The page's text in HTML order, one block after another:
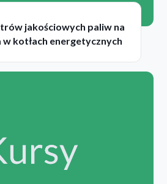
jakościowych paliw na
kotłach energetycznych